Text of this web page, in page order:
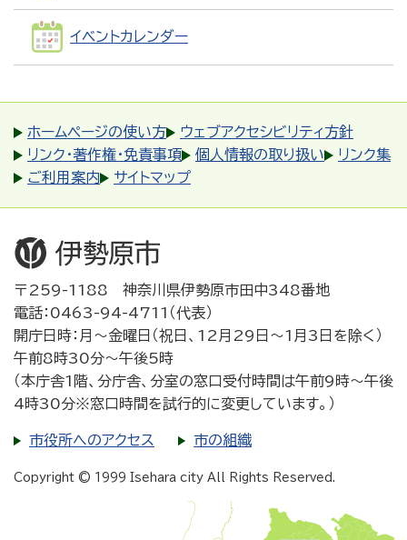
イベントカレンダー
ホームページの使い方
ウェブアクセシビリティ方針
リンク・著作権・免責事項
個人情報の取り扱い
リンク集
ご利用案内
サイトマップ
〒259-1188 神奈川県伊勢原市田中348番地
電話：0463-94-4711（代表）
開庁日時：月～金曜日（祝日、12月29日～1月3日を除く）
午前8時30分～午後5時
（本庁舎1階、分庁舎、分室の窓口受付時間は午前9時～午後
4時30分※窓口時間を試行的に変更しています。）
市役所へのアクセス 市の組織
Copyright © 1999 Isehara city All Rights Reserved.